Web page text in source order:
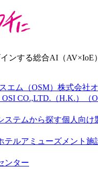
ンする総合AI（
エム（OSM） 株式会社
OSI CO.,LTD.（H.K.）（
ステムから探す個人向け
テルアミューズメント施
ンター